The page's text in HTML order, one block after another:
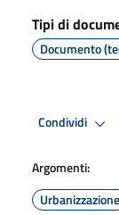
Tipi di
Documento
Condividi
Argomenti:
Urbanizzazione